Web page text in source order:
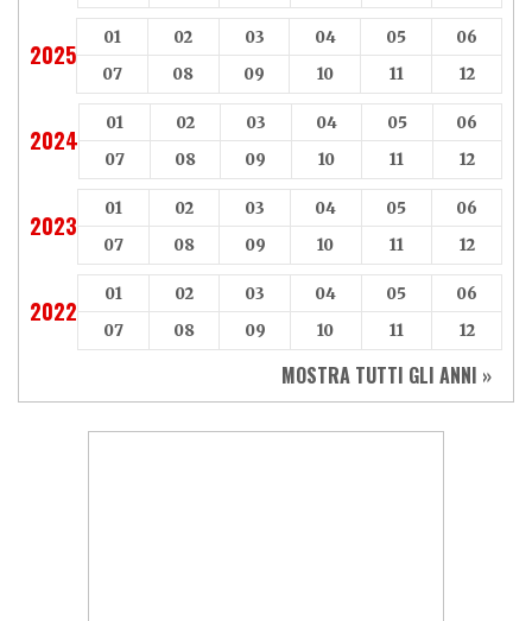
2025
01 02 03 04 05
06
07
08 09 10 11 12
2024
01 02 03 04 05
06
07
08 09 10 11 12
2023
01 02 03 04 05
06
07
08 09 10 11 12
2022
01 02 03 04 05
06
07
08 09 10 11 12
MOSTRA TUTTI GLI ANNI »